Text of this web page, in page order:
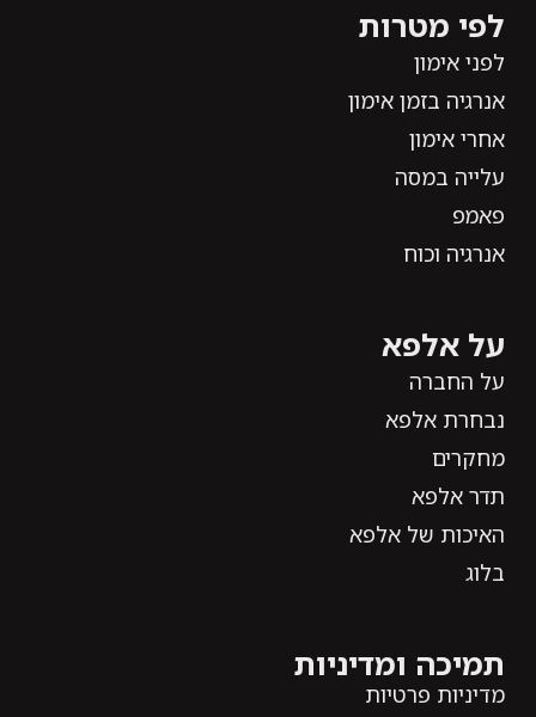
לפי מטרות
לפני אימון
אנרגיה בזמן אימון
אחרי אימון
עלייה במסה
פאמפ
אנרגיה וכוח
על אלפא
על החברה
נבחרת אלפא
מחקרים
תדר אלפא
האיכות של אלפא
בלוג
תמיכה ומדיניות
מדיניות פרטיות